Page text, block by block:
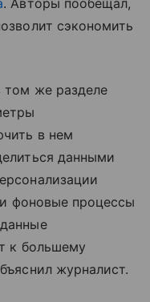
. Авторы пообещал,
сэкономить
том же разделе
в нем
данными
фоновые процессы
к большему
журналист.